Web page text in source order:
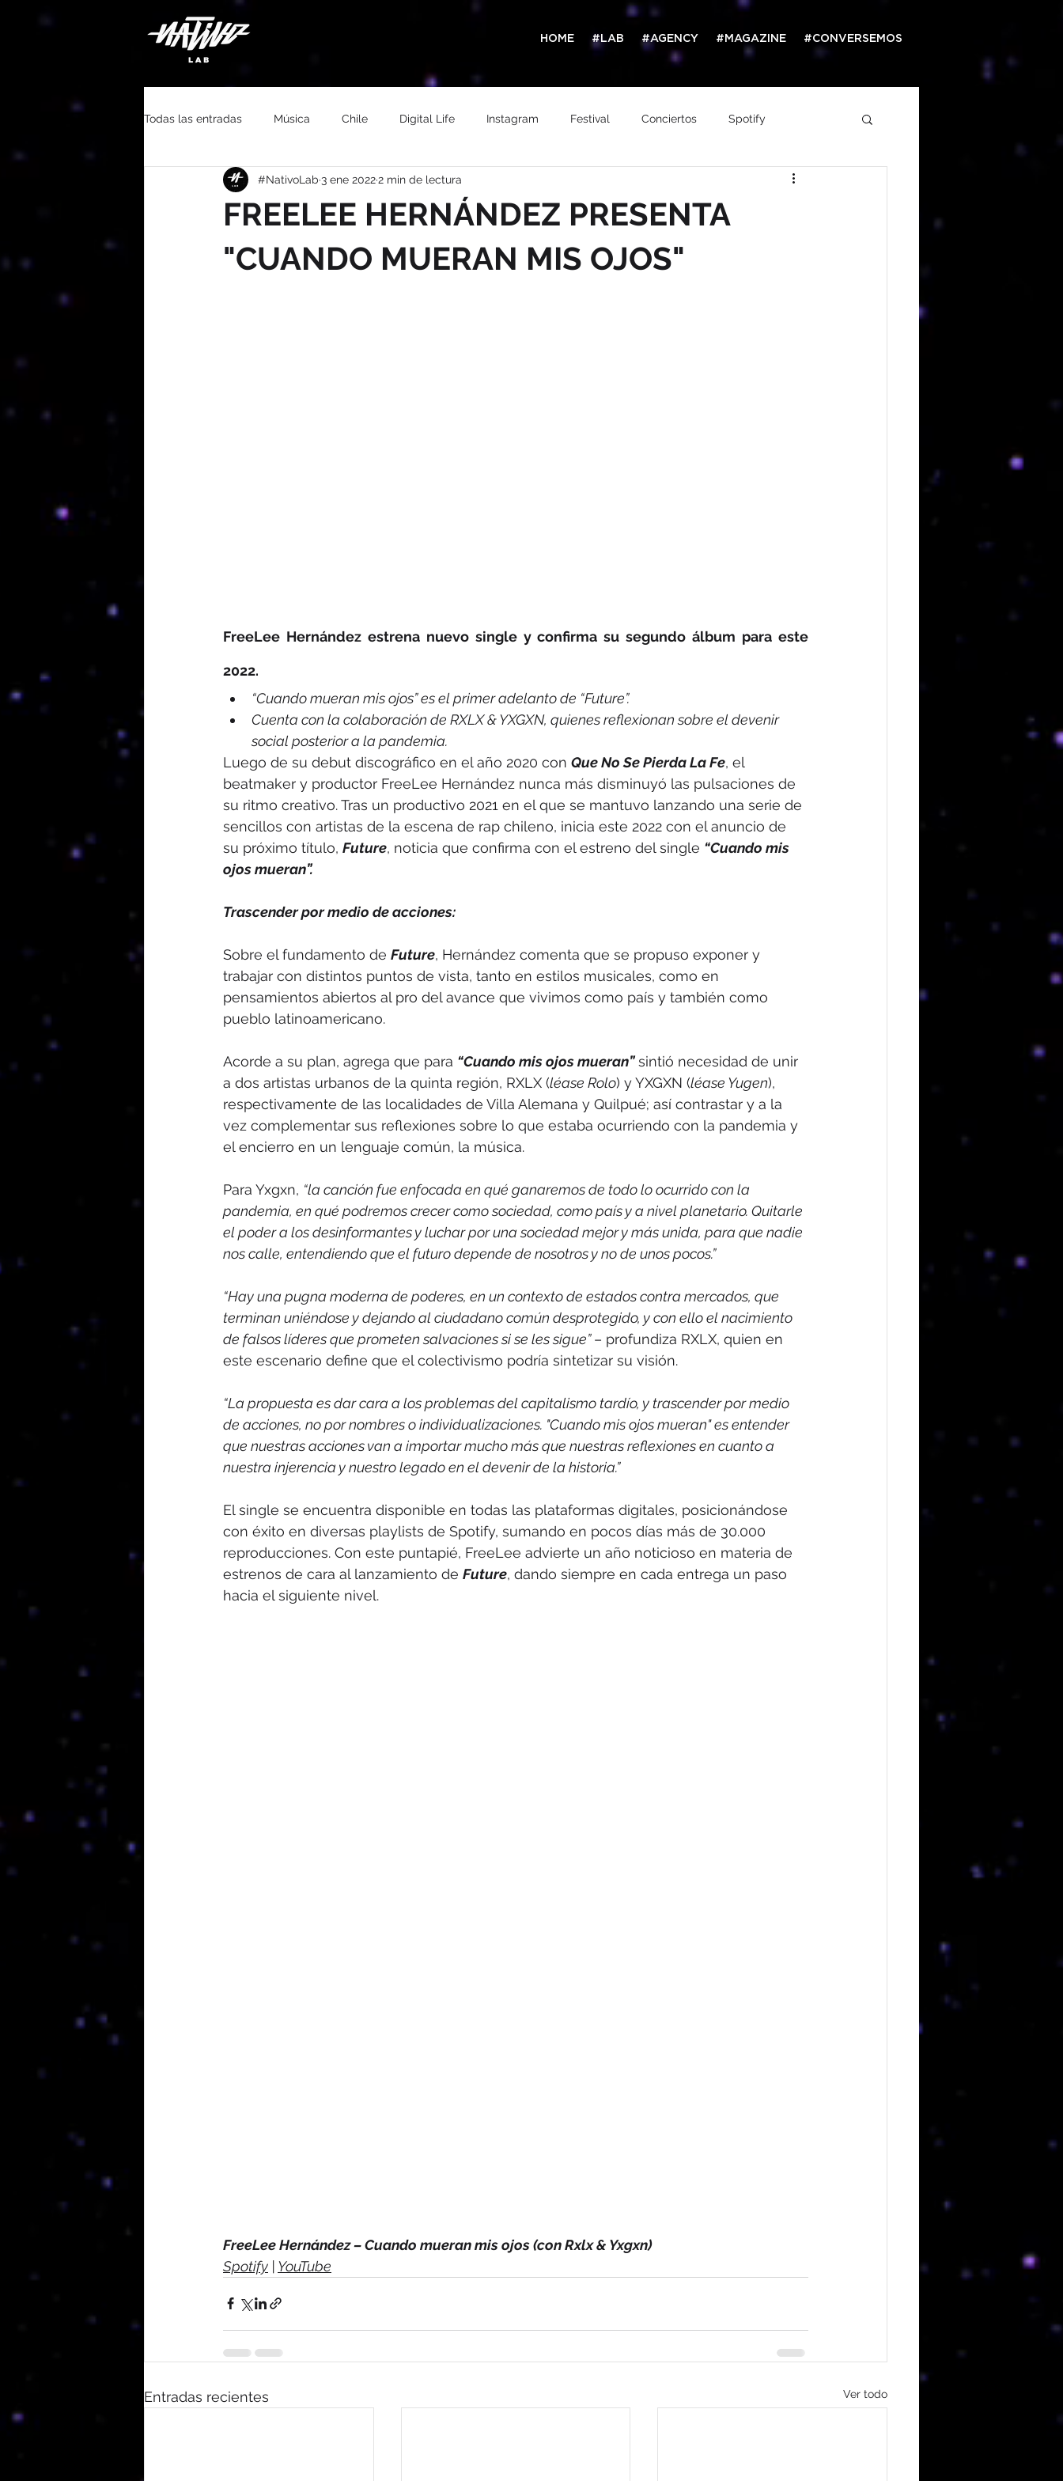
HOME #LAB #AGENCY #MAGAZINE #CONVERSEMOS
Todas las entradas Música Chile Digital Life Instagram Festival Conciertos Spotify
#QuédateEnCasa Youtube Filtro TikTok
FREELEE HERNÁNDEZ PRESENTA
"CUANDO MUERAN MIS OJOS"
#NativoLab 3 ene 20222 min de lectura
FreeLee Hernández estrena nuevo single y confirma su segundo álbum para este
2022.
“Cuando mueran mis ojos” es el primer adelanto de “Future”.
Cuenta con la colaboración de RXLX & YXGXN, quienes reflexionan sobre el devenir
social posterior a la pandemia.
Luego de su debut discográfico en el año 2020 con Que No Se Pierda La Fe, el
beatmaker y productor FreeLee Hernández nunca más disminuyó las pulsaciones de
su ritmo creativo. Tras un productivo 2021 en el que se mantuvo lanzando una serie de
sencillos con artistas de la escena de rap chileno, inicia este 2022 con el anuncio de
su próximo título, Future, noticia que confirma con el estreno del single “Cuando mis
ojos mueran”.
Trascender por medio de acciones:
Sobre el fundamento de Future, Hernández comenta que se propuso exponer y
trabajar con distintos puntos de vista, tanto en estilos musicales, como en
pensamientos abiertos al pro del avance que vivimos como país y también como
pueblo latinoamericano.
Acorde a su plan, agrega que para “Cuando mis ojos mueran” sintió necesidad de unir
a dos artistas urbanos de la quinta región, RXLX (léase Rolo) y YXGXN (léase Yugen),
respectivamente de las localidades de Villa Alemana y Quilpué; así contrastar y a la
vez complementar sus reflexiones sobre lo que estaba ocurriendo con la pandemia y
el encierro en un lenguaje común, la música.
Para Yxgxn, “la canción fue enfocada en qué ganaremos de todo lo ocurrido con la
pandemia, en qué podremos crecer como sociedad, como país y a nivel planetario. Quitarle
el poder a los desinformantes y luchar por una sociedad mejor y más unida, para que nadie
nos calle, entendiendo que el futuro depende de nosotros y no de unos pocos.”
“Hay una pugna moderna de poderes, en un contexto de estados contra mercados, que
terminan uniéndose y dejando al ciudadano común desprotegido, y con ello el nacimiento
de falsos líderes que prometen salvaciones si se les sigue” – profundiza RXLX, quien en
este escenario define que el colectivismo podría sintetizar su visión.
“La propuesta es dar cara a los problemas del capitalismo tardío, y trascender por medio
de acciones, no por nombres o individualizaciones. "Cuando mis ojos mueran" es entender
que nuestras acciones van a importar mucho más que nuestras reflexiones en cuanto a
nuestra injerencia y nuestro legado en el devenir de la historia.”
El single se encuentra disponible en todas las plataformas digitales, posicionándose
con éxito en diversas playlists de Spotify, sumando en pocos días más de 30.000
reproducciones. Con este puntapié, FreeLee advierte un año noticioso en materia de
estrenos de cara al lanzamiento de Future, dando siempre en cada entrega un paso
hacia el siguiente nivel.
FreeLee Hernández – Cuando mueran mis ojos (con Rxlx & Yxgxn)
Spotify
YouTube
Entradas recientes Ver todo